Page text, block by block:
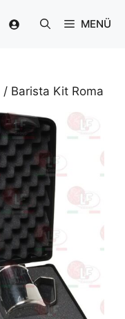
MENÜ
/ Barista Kit Roma